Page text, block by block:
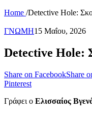
Home /Detective Hole:
ΓΝΩΜΗ15 Μαΐου, 2026
Detective Hole:
Share on FacebookShare
Pinterest
Γράφει ο Ελισσαίος